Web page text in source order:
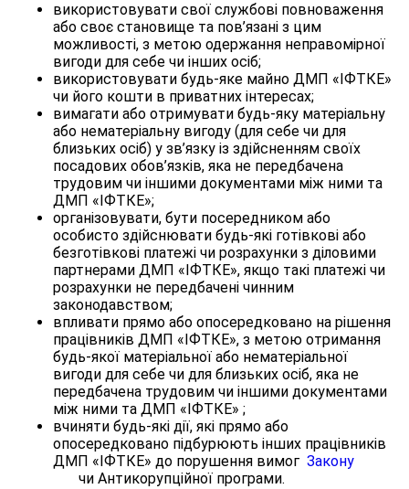
використовувати свої службові повноваження
або своє становище та пов’язані з цим
можливості, з метою одержання неправомірної
вигоди для себе чи інших осіб;
використовувати будь-яке майно ДМП «ІФТКЕ»
чи його кошти в приватних інтересах;
вимагати або отримувати будь-яку матеріальну
або нематеріальну вигоду (для себе чи для
близьких осіб) у зв’язку із здійсненням своїх
посадових обов’язків, яка не передбачена
трудовим чи іншими документами між ними та
ДМП «ІФТКЕ»;
організовувати, бути посередником або
особисто здійснювати будь-які готівкові або
безготівкові платежі чи розрахунки з діловими
партнерами ДМП «ІФТКЕ», якщо такі платежі чи
розрахунки не передбачені чинним
законодавством;
впливати прямо або опосередковано на рішення
працівників ДМП «ІФТКЕ», з метою отримання
будь-якої матеріальної або нематеріальної
вигоди для себе чи для близьких осіб, яка не
передбачена трудовим чи іншими документами
між ними та ДМП «ІФТКЕ» ;
вчиняти будь-які дії, які прямо або
опосередковано підбурюють інших працівників
ДМП «ІФТКЕ» до порушення вимог Закону
чи Антикорупційної програми.